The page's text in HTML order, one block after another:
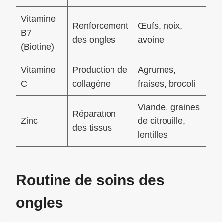
Vitamine
B7
(Biotine)
Renforcement
des ongles
Œufs, noix,
avoine
Vitamine
C
Production de
collagène
Agrumes,
fraises, brocoli
Zinc
Réparation
des tissus
Viande, graines
de citrouille,
lentilles
Routine de soins des
ongles